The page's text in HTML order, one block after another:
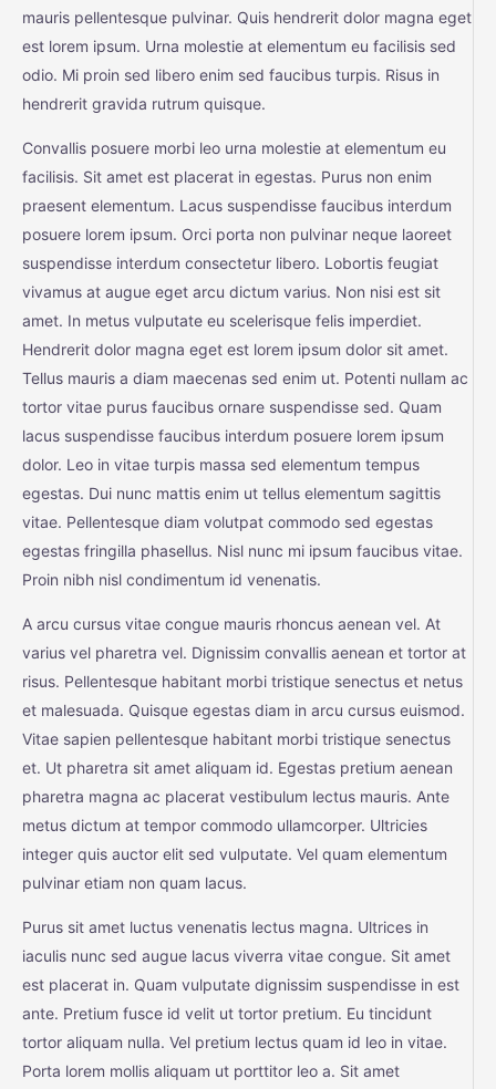
mauris pellentesque pulvinar. Quis hendrerit dolor magna eget
est lorem ipsum. Urna molestie at elementum eu facilisis sed
odio. Mi proin sed libero enim sed faucibus turpis. Risus in
hendrerit gravida rutrum quisque.
Convallis posuere morbi leo urna molestie at elementum eu
facilisis. Sit amet est placerat in egestas. Purus non enim
praesent elementum. Lacus suspendisse faucibus interdum
posuere lorem ipsum. Orci porta non pulvinar neque laoreet
suspendisse interdum consectetur libero. Lobortis feugiat
vivamus at augue eget arcu dictum varius. Non nisi est sit
amet. In metus vulputate eu scelerisque felis imperdiet.
Hendrerit dolor magna eget est lorem ipsum dolor sit amet.
Tellus mauris a diam maecenas sed enim ut. Potenti nullam ac
tortor vitae purus faucibus ornare suspendisse sed. Quam
lacus suspendisse faucibus interdum posuere lorem ipsum
dolor. Leo in vitae turpis massa sed elementum tempus
egestas. Dui nunc mattis enim ut tellus elementum sagittis
vitae. Pellentesque diam volutpat commodo sed egestas
egestas fringilla phasellus. Nisl nunc mi ipsum faucibus vitae.
Proin nibh nisl condimentum id venenatis.
A arcu cursus vitae congue mauris rhoncus aenean vel. At
varius vel pharetra vel. Dignissim convallis aenean et tortor at
risus. Pellentesque habitant morbi tristique senectus et netus
et malesuada. Quisque egestas diam in arcu cursus euismod.
Vitae sapien pellentesque habitant morbi tristique senectus
et. Ut pharetra sit amet aliquam id. Egestas pretium aenean
pharetra magna ac placerat vestibulum lectus mauris. Ante
metus dictum at tempor commodo ullamcorper. Ultricies
integer quis auctor elit sed vulputate. Vel quam elementum
pulvinar etiam non quam lacus.
Purus sit amet luctus venenatis lectus magna. Ultrices in
iaculis nunc sed augue lacus viverra vitae congue. Sit amet
est placerat in. Quam vulputate dignissim suspendisse in est
ante. Pretium fusce id velit ut tortor pretium. Eu tincidunt
tortor aliquam nulla. Vel pretium lectus quam id leo in vitae.
Porta lorem mollis aliquam ut porttitor leo a. Sit amet